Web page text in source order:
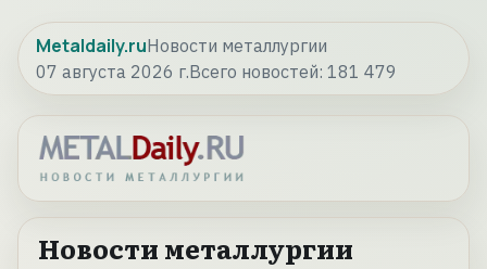
Metaldaily.ruНовости металлургии
07 августа 2026 г.Всего новостей: 181 479
Новости металлургии